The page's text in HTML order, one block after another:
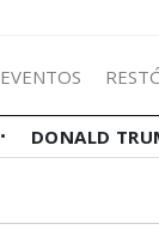
EVENTOS
DONALD